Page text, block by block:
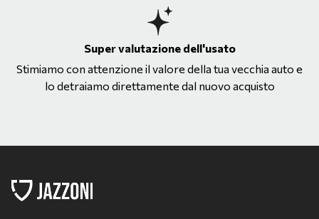
Super valutazione dell'usato
Stimiamo con attenzione il valore della tua vecchia auto e
lo detraiamo direttamente dal nuovo acquisto